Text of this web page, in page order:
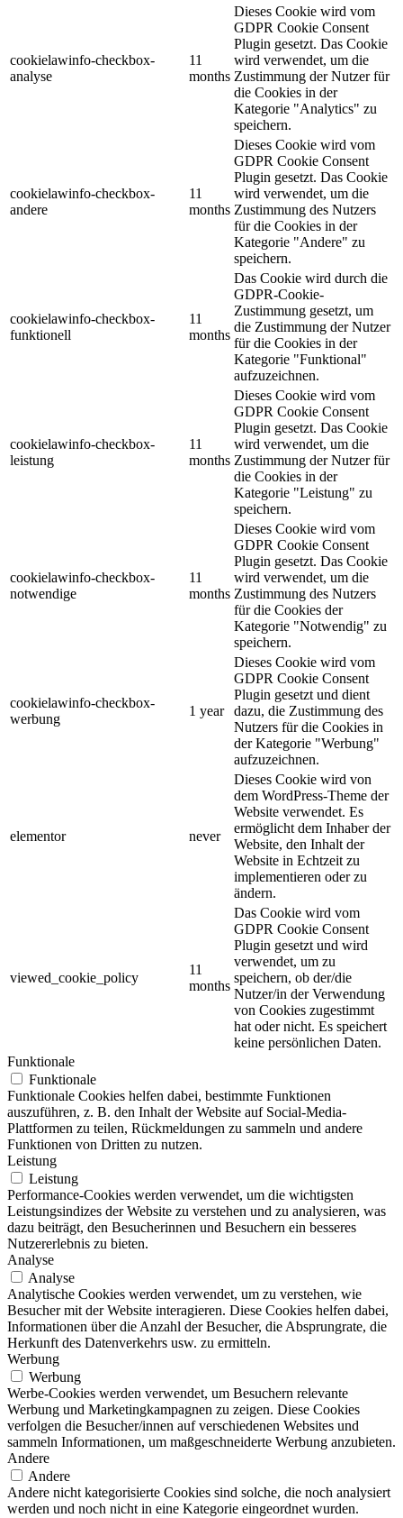
cookielawinfo-checkbox-
analyse
11
months
Dieses Cookie wird vom
GDPR Cookie Consent
Plugin gesetzt. Das Cookie
wird verwendet, um die
Zustimmung der Nutzer für
die Cookies in der
Kategorie "Analytics" zu
speichern.
cookielawinfo-checkbox-
andere
11
months
Dieses Cookie wird vom
GDPR Cookie Consent
Plugin gesetzt. Das Cookie
wird verwendet, um die
Zustimmung des Nutzers
für die Cookies in der
Kategorie "Andere" zu
speichern.
cookielawinfo-checkbox-
funktionell
11
months
Das Cookie wird durch die
GDPR-Cookie-
Zustimmung gesetzt, um
die Zustimmung der Nutzer
für die Cookies in der
Kategorie "Funktional"
aufzuzeichnen.
cookielawinfo-checkbox-
leistung
11
months
Dieses Cookie wird vom
GDPR Cookie Consent
Plugin gesetzt. Das Cookie
wird verwendet, um die
Zustimmung der Nutzer für
die Cookies in der
Kategorie "Leistung" zu
speichern.
cookielawinfo-checkbox-
notwendige
11
months
Dieses Cookie wird vom
GDPR Cookie Consent
Plugin gesetzt. Das Cookie
wird verwendet, um die
Zustimmung des Nutzers
für die Cookies der
Kategorie "Notwendig" zu
speichern.
cookielawinfo-checkbox-
werbung
1 year
Dieses Cookie wird vom
GDPR Cookie Consent
Plugin gesetzt und dient
dazu, die Zustimmung des
Nutzers für die Cookies in
der Kategorie "Werbung"
aufzuzeichnen.
elementor never
Dieses Cookie wird von
dem WordPress-Theme der
Website verwendet. Es
ermöglicht dem Inhaber der
Website, den Inhalt der
Website in Echtzeit zu
implementieren oder zu
ändern.
viewed_cookie_policy
11
months
Das Cookie wird vom
GDPR Cookie Consent
Plugin gesetzt und wird
verwendet, um zu
speichern, ob der/die
Nutzer/in der Verwendung
von Cookies zugestimmt
hat oder nicht. Es speichert
keine persönlichen Daten.
Funktionale
Funktionale
Funktionale Cookies helfen dabei, bestimmte Funktionen
auszuführen, z. B. den Inhalt der Website auf Social-Media-
Plattformen zu teilen, Rückmeldungen zu sammeln und andere
Funktionen von Dritten zu nutzen.
Leistung
Leistung
Performance-Cookies werden verwendet, um die wichtigsten
Leistungsindizes der Website zu verstehen und zu analysieren, was
dazu beiträgt, den Besucherinnen und Besuchern ein besseres
Nutzererlebnis zu bieten.
Analyse
Analyse
Analytische Cookies werden verwendet, um zu verstehen, wie
Besucher mit der Website interagieren. Diese Cookies helfen dabei,
Informationen über die Anzahl der Besucher, die Absprungrate, die
Herkunft des Datenverkehrs usw. zu ermitteln.
Werbung
Werbung
Werbe-Cookies werden verwendet, um Besuchern relevante
Werbung und Marketingkampagnen zu zeigen. Diese Cookies
verfolgen die Besucher/innen auf verschiedenen Websites und
sammeln Informationen, um maßgeschneiderte Werbung anzubieten.
Andere
Andere
Andere nicht kategorisierte Cookies sind solche, die noch analysiert
werden und noch nicht in eine Kategorie eingeordnet wurden.